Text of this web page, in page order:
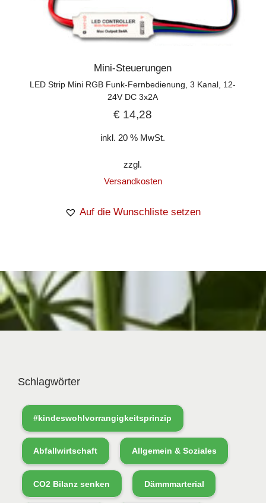
Mini-Steuerungen
LED Strip Mini RGB Funk-Fernbedienung, 3 Kanal, 12-
24V DC 3x2A
€ 14,28
inkl. 20 % MwSt.
zzgl.
Versandkosten
Auf die Wunschliste setzen
Schlagwörter
#kindeswohlvorrangigkeitsprinzip
Abfallwirtschaft Allgemein & Soziales
CO2 Bilanz senken Dämmmarterial